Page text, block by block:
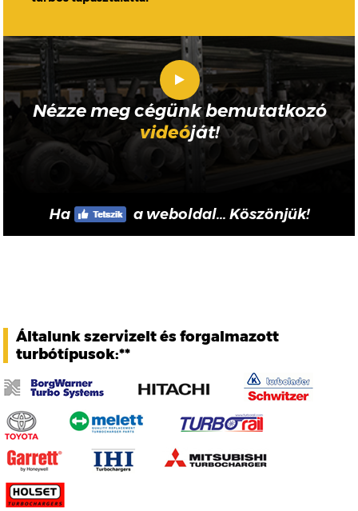
Nézze meg cégünk bemutatkozó
videóját!
Ha a weboldal... Köszönjük!
Általunk szervizelt és forgalmazott
turbótípusok:**